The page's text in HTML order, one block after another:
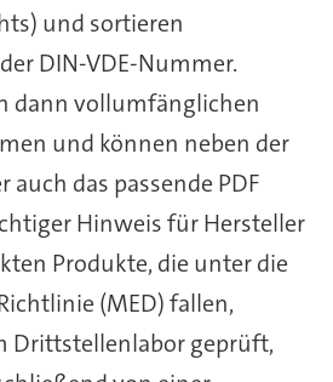
und sortieren
DIN-VDE-Nummer.
dann vollumfänglichen
und können neben der
das passende PDF
Hinweis für Hersteller
Produkte, die unter die
(MED) fallen,
Drittstellenlabor geprüft,